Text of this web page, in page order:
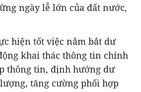
ngày lễ lớn của đất nước,
hiện tốt việc nắm bắt dư
khai thác thông tin chính
thông tin, định hướng dư
tăng cường phối hợp